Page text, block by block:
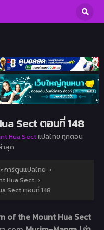
Sect ตอนที่ 148
Hua Sectแปลไทย ทุกตอน
าสุด
การ์ตูนแปลไทย ›
Hua Sect ›
Sect ตอนที่ 148
of the Mount Hua Sect